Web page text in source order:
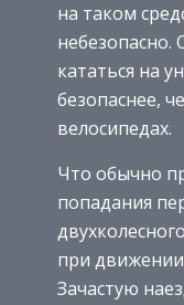
на таком
небезопасно.
кататься на
безопаснее,
велосипедах.
Что обычно
попадания
при
Зачастую